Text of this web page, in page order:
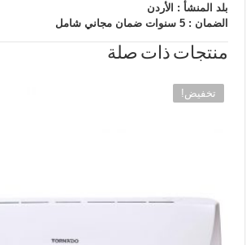
بلد المنشأ : الأردن
الضمان : 5 سنوات ضمان مجاني شامل
منتجات ذات صلة
تخفيض!